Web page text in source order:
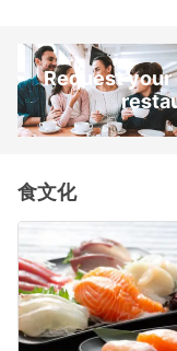
Request
食文化